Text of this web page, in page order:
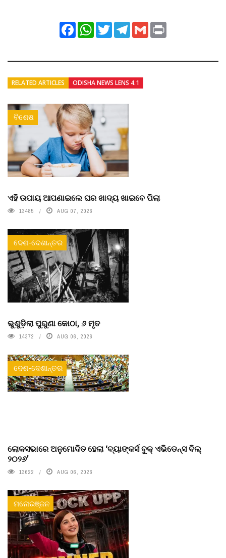
FacebookWhatsApp
TwitterTelegram
Gmail
RELATED ARTICLES ODISHA NEWS LENS 4.1
ବିଶେଷ
ଏହି ଉପାୟ ଆପଣାଇଲେ ଘର ଖାଦ୍ୟ ଖାଇବେ ପିଲା
13485 AUG 07, 2026
ଦେଶ-ଦେଶାନ୍ତର
ଭୁଶୁଡ଼ିଲା ପୁରୁଣା କୋଠା, ୬ ମୃତ
14372 AUG 06, 2026
ଦେଶ-ଦେଶାନ୍ତର
ଲୋକସଭାରେ ଅନୁମୋଦିତ ହେଲା ‘ବ୍ୟାଙ୍କର୍ସ ବୁକ୍ ଏଭିଡେନ୍ସ ବିଲ୍
୨୦୨୬’
13622 AUG 06, 2026
ମନୋରଞ୍ଜନ